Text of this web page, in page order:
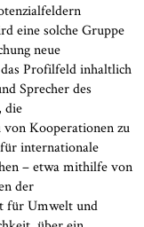
eine solche Gruppe
neue
Profilfeld inhaltlich
Sprecher des
die
Kooperationen zu
internationale
– etwa mithilfe von
der
für Umwelt und